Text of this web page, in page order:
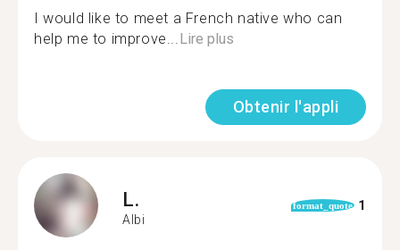
I would like to meet a French native who can
help me to improve...Lire plus
Obtenir l'appli
L.
Albi
format_quote 1